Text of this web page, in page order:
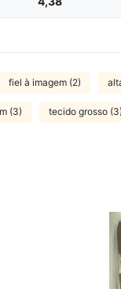
fiel à imagem (2)
(3) tecido grosso (3)